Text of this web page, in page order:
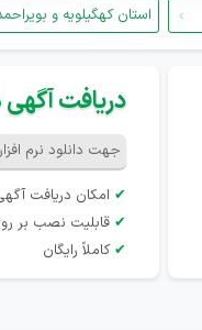
استان کهگیلویه و
دریافت آگهی
جهت دانلود نرم
✔ امکان دریافت
✔ قابلیت نصب بر
✔ کاملاً رایگان